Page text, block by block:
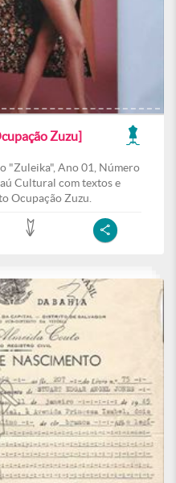
Zuzu]
"Zuleika", Ano 01, Número
Cultural com textos e
Ocupação Zuzu.